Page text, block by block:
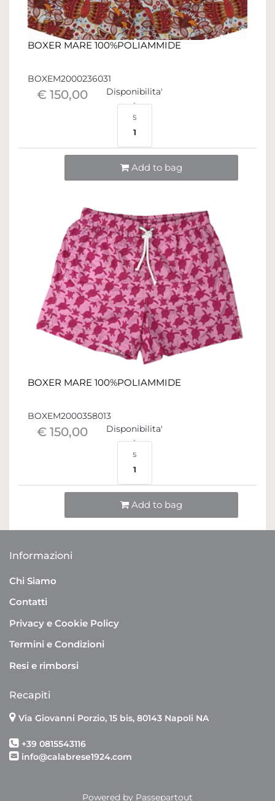
BOXER MARE 100%POLIAMMIDE
BOXEM2000236031
€ 150,00 Disponibilita'
S
1
Add to bag
BOXER MARE 100%POLIAMMIDE
BOXEM2000358013
€ 150,00 Disponibilita'
S
1
Add to bag
Informazioni
Chi Siamo
Contatti
Privacy e Cookie Policy
Termini e Condizioni
Resi e rimborsi
Recapiti
Via Giovanni Porzio, 15 bis, 80143 Napoli NA
+39 0815543116
info@calabrese1924.com
Powered by Passepartout